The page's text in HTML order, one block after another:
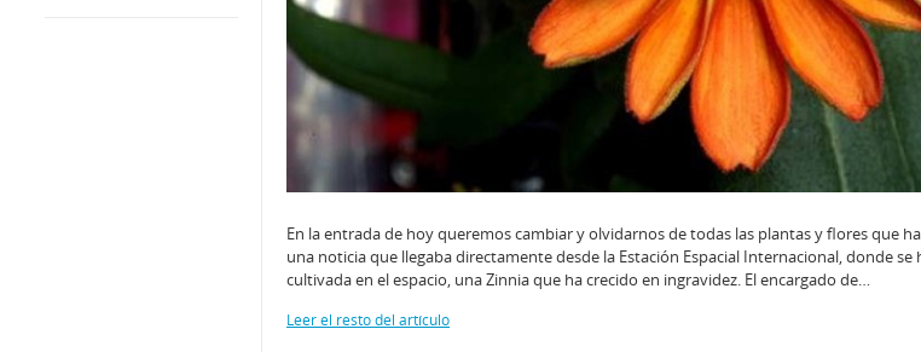
En la entrada de hoy queremos cambiar y olvidarnos de todas las plantas y flores que
una noticia que llegaba directamente desde la Estación Espacial Internacional, donde
cultivada en el espacio, una Zinnia que ha crecido en ingravidez. El encargado de…
Leer el resto del artículo